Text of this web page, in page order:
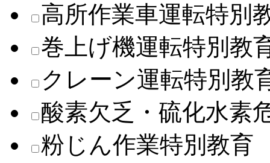
高所作業車運転特別
巻上げ機運転特別教
クレーン運転特別教
酸素欠乏・硫化水素
粉じん作業特別教育